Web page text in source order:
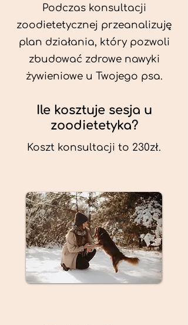
Podczas konsultacji
zoodietetycznej przeanalizuję
plan działania, który pozwoli
zbudować zdrowe nawyki
żywieniowe u Twojego psa.
Ile kosztuje sesja u
zoodietetyka?
Koszt konsultacji to 230zł.